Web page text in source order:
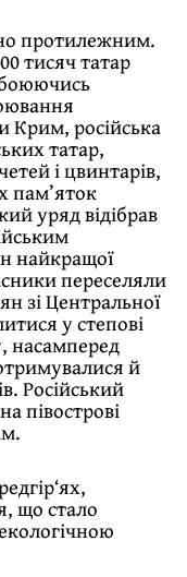
протилежним.
тисяч татар
Крим, російська
татар,
і цвинтарів,
пам’яток
уряд відібрав
найкращої
переселяли
зі Центральної
у степові
насамперед
й
Російський
півострові
що стало